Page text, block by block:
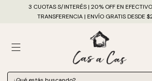
3 CUOTAS S/INTERÉS | 20% OFF EN
TRANSFERENCIA | ENVÍO GRATIS